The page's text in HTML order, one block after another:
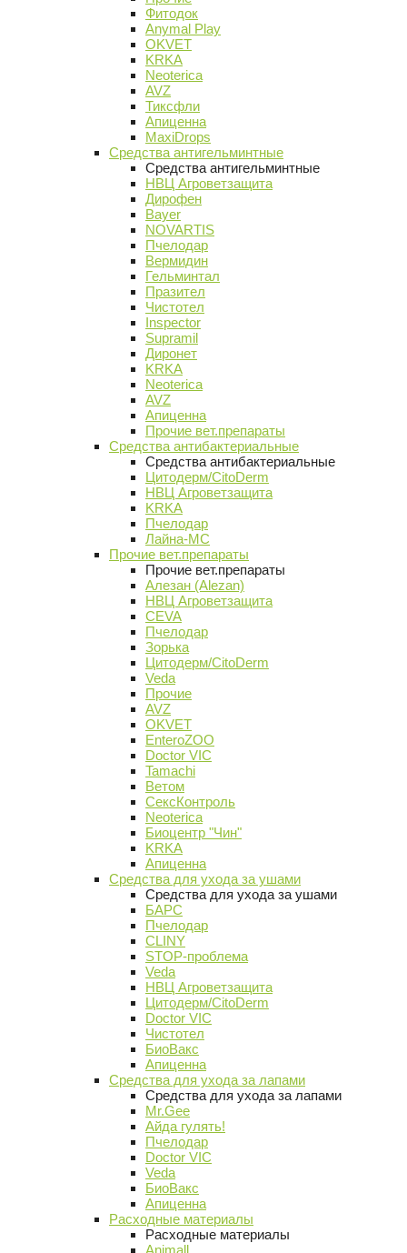
Фитодок
Anymal Play
OKVET
KRKA
Neoterica
AVZ
Тиксфли
Апиценна
MaxiDrops
Средства антигельминтные
Средства антигельминтные
НВЦ Агроветзащита
Дирофен
Bayer
NOVARTIS
Пчелодар
Вермидин
Гельминтал
Празител
Чистотел
Inspector
Supramil
Диронет
KRKA
Neoterica
AVZ
Апиценна
Прочие вет.препараты
Средства антибактериальные
Средства антибактериальные
Цитодерм/CitoDerm
НВЦ Агроветзащита
KRKA
Пчелодар
Лайна-МС
Прочие вет.препараты
Прочие вет.препараты
Алезан (Alezan)
НВЦ Агроветзащита
CEVA
Пчелодар
Зорька
Цитодерм/CitoDerm
Veda
Прочие
AVZ
OKVET
EnteroZOO
Doctor VIC
Tamachi
Ветом
СексКонтроль
Neoterica
Биоцентр "Чин"
KRKA
Апиценна
Средства для ухода за ушами
Средства для ухода за ушами
БАРС
Пчелодар
CLINY
STOP-проблема
Veda
НВЦ Агроветзащита
Цитодерм/CitoDerm
Doctor VIC
Чистотел
БиоВакс
Апиценна
Средства для ухода за лапами
Средства для ухода за лапами
Mr.Gee
Айда гулять!
Пчелодар
Doctor VIC
Veda
БиоВакс
Апиценна
Расходные материалы
Расходные материалы
Animall